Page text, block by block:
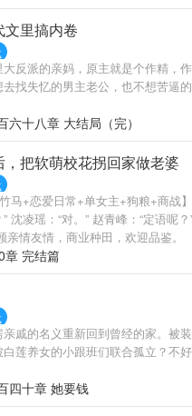
里搞内卷
大反派的亲妈，原主就是个作精，
去找失忆的男主老公，也不想苦逼
六十八章 大结局（完）
，把软萌校花拐回家做老婆
竹马+恋爱日常+单女主+狗粮+商战
沈凌瑶：“对。” 赵青峰：“定语呢
亲情友情，商业种田，欢迎品鉴。
章 完结篇
戚的名义重新回到曾经的家。被
莲养女的小跟班们联合孤立？不
四十章 她要钱